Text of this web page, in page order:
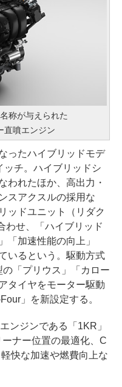
称が与えられた
直噴エンジン
ったハイブリッドモデ
ッチ。ハイブリッドシ
われたほか、高出力・
スアクスルの採用な
ッドユニット（リダク
わせ、「ハイブリッド
「加速性能の向上」
いるという。駆動方式
「プリウス」「カロー
タイヤをモーター駆動
」を新設定する。
ンジンである「1KR」
ナー位置の最適化、C
快な加速や燃費向上な